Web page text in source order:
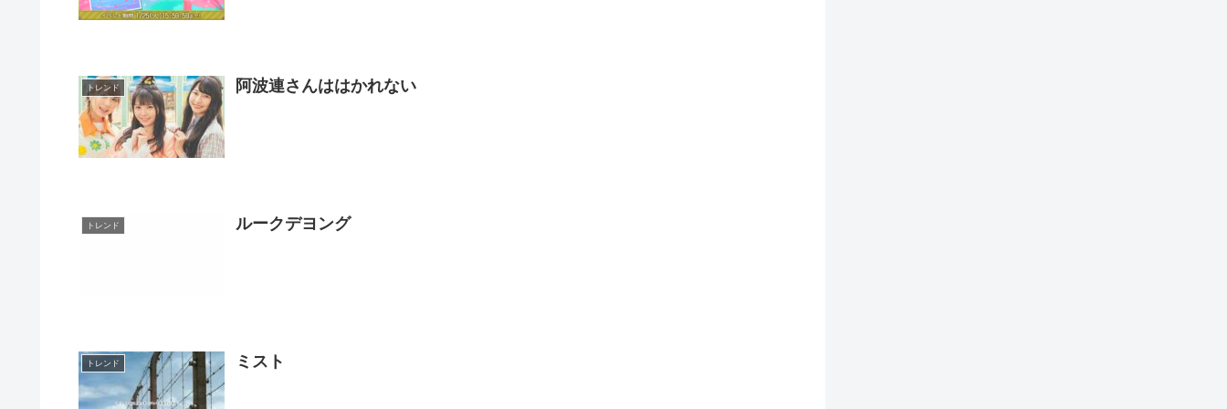
トレンド 阿波連さんははかれない
トレンド ルークデヨング
トレンド ミスト